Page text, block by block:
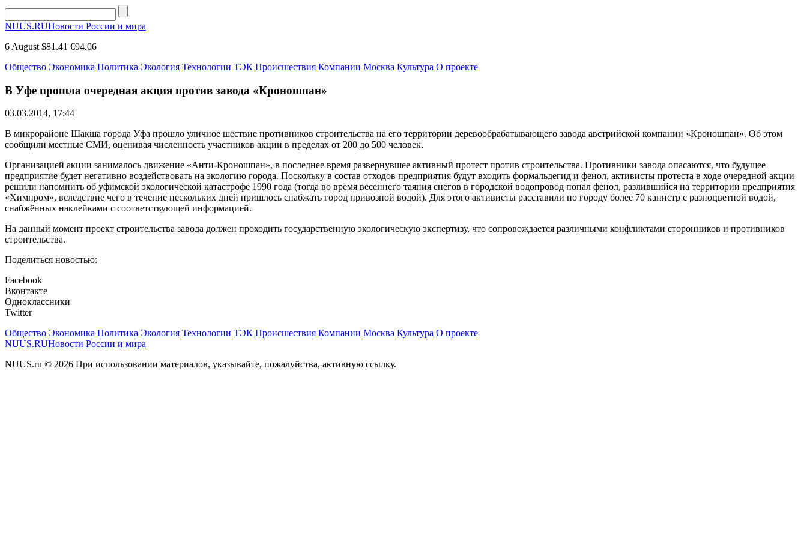
NUUS.RUНовости России и мира
6 August $81.41 €94.06
Общество Экономика Политика Экология Технологии ТЭК Происшествия Компании Москва Культура О проекте
В Уфе прошла очередная акция против завода «Кроношпан»
03.03.2014, 17:44
В микрорайоне Шакша города Уфа прошло уличное шествие противников строительства на его территории деревообрабатывающего завода австрийской компании «Кроношпан». Об этом
сообщили местные СМИ, оценивая численность участников акции в пределах от 200 до 500 человек.
Организацией акции занималось движение «Анти-Кроношпан», в последнее время развернувшее активный протест против строительства. Противники завода опасаются, что будущее
предприятие будет негативно воздействовать на экологию города. Поскольку в состав отходов предприятия будут входить формальдегид и фенол, активисты протеста в ходе очередной акции
решили напомнить об уфимской экологической катастрофе 1990 года (тогда во время весеннего таяния снегов в городской водопровод попал фенол, разлившийся на территории предприятия
«Химпром», вследствие чего в течение нескольких дней пришлось снабжать город привозной водой). Для этого активисты расставили по городу более 70 канистр с разноцветной водой,
снабжённых наклейками с соответствующей информацией.
На данный момент проект строительства завода должен проходить государственную экологическую экспертизу, что сопровождается различными конфликтами сторонников и противников
строительства.
Поделиться новостью:
Facebook
Вконтакте
Одноклассники
Twitter
Общество Экономика Политика Экология Технологии ТЭК Происшествия Компании Москва Культура О проекте
NUUS.RUНовости России и мира
NUUS.ru © 2026 При использовании материалов, указывайте, пожалуйства, активную ссылку.